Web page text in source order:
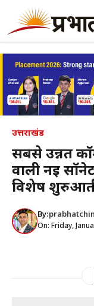
content
उत्तराखंड
सबसे उन्नत
वाली नई
विशेष
By:
On: Friday,